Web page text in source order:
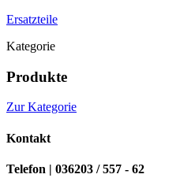
Ersatzteile
Kategorie
Produkte
Zur Kategorie
Kontakt
Telefon | 036203 / 557 - 62